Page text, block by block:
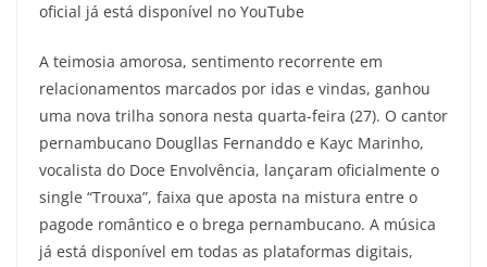
oficial já está disponível no YouTube
A teimosia amorosa, sentimento recorrente em
relacionamentos marcados por idas e vindas, ganhou
uma nova trilha sonora nesta quarta-feira (27). O cantor
pernambucano Dougllas Fernanddo e Kayc Marinho,
vocalista do Doce Envolvência, lançaram oficialmente o
single “Trouxa”, faixa que aposta na mistura entre o
pagode romântico e o brega pernambucano. A música
já está disponível em todas as plataformas digitais,